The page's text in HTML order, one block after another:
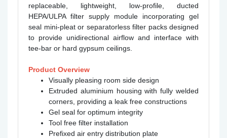
replaceable, lightweight, low-profile, ducted
HEPA/ULPA filter supply module incorporating gel
seal mini-pleat or separatorless filter packs designed
to provide unidirectional airflow and interface with
tee-bar or hard gypsum ceilings.
Product Overview
Visually pleasing room side design
Extruded aluminium housing with fully welded
corners, providing a leak free constructions
Gel seal for optimum integrity
Tool free filter installation
Prefixed air entry distribution plate